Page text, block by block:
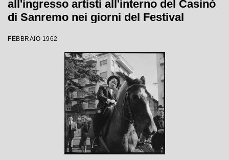
all'ingresso artisti all'interno del Casinò
di Sanremo nei giorni del Festival
FEBBRAIO 1962